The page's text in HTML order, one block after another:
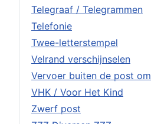
Telegraaf / Telegrammen
Telefonie
Twee-letterstempel
Velrand verschijnselen
Vervoer buiten de post om
VHK / Voor Het Kind
Zwerf post